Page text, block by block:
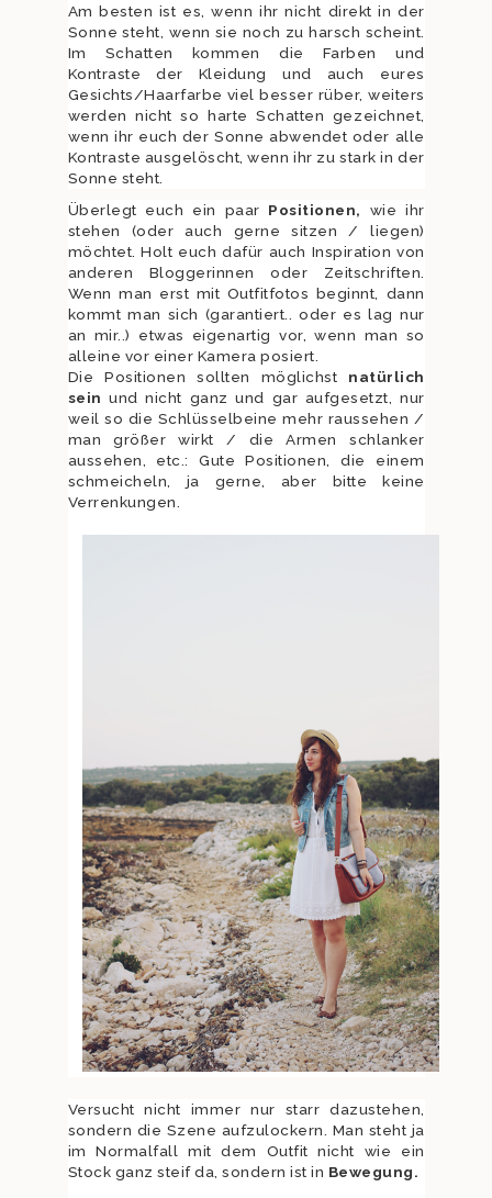
Am besten ist es, wenn ihr nicht direkt in der
Sonne steht, wenn sie noch zu harsch scheint.
Im Schatten kommen die Farben und
Kontraste der Kleidung und auch eures
Gesichts/Haarfarbe viel besser rüber, weiters
werden nicht so harte Schatten gezeichnet,
wenn ihr euch der Sonne abwendet oder alle
Kontraste ausgelöscht, wenn ihr zu stark in der
Sonne steht.
Überlegt euch ein paar Positionen,
wie ihr
stehen (oder auch gerne sitzen / liegen)
möchtet. Holt euch dafür auch Inspiration von
anderen Bloggerinnen oder Zeitschriften.
Wenn man erst mit Outfitfotos beginnt, dann
kommt man sich (garantiert.. oder es lag nur
an mir..) etwas eigenartig vor, wenn man so
alleine vor einer Kamera posiert.
Die Positionen sollten möglichst natürlich
sein und nicht ganz und gar aufgesetzt, nur
weil so die Schlüsselbeine mehr raussehen /
man größer wirkt / die Armen schlanker
aussehen, etc.: Gute Positionen, die einem
schmeicheln, ja gerne, aber bitte keine
Verrenkungen.
Versucht nicht immer nur starr dazustehen,
sondern die Szene aufzulockern. Man steht ja
im Normalfall mit dem Outfit nicht wie ein
Stock ganz steif da, sondern ist in Bewegung.